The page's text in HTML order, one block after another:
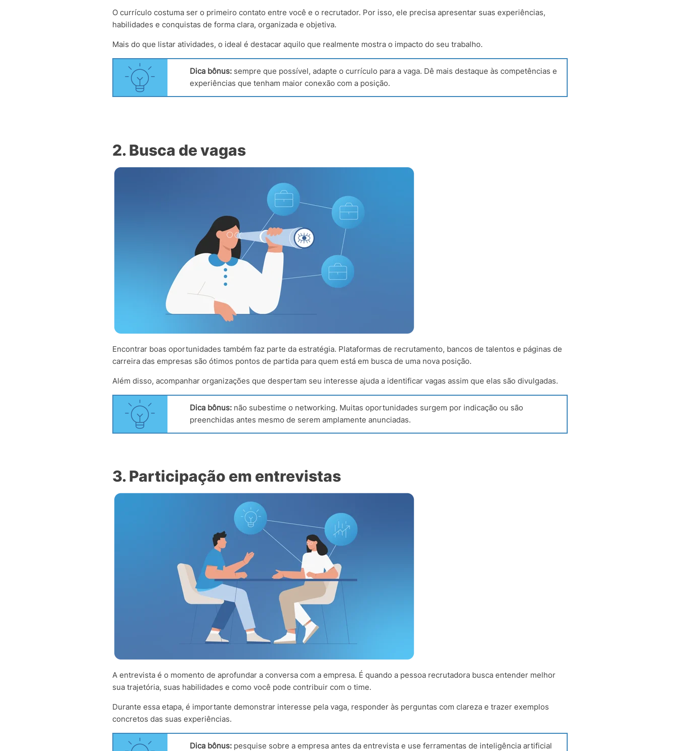
O currículo costuma ser o primeiro contato entre você e o recrutador. Por isso, ele precisa apresentar suas experiências,
habilidades e conquistas de forma clara, organizada e objetiva.
Mais do que listar atividades, o ideal é destacar aquilo que realmente mostra o impacto do seu trabalho.
Dica bônus: sempre que possível, adapte o currículo para a vaga. Dê mais destaque às competências e
experiências que tenham maior conexão com a posição.
2. Busca de vagas
Encontrar boas oportunidades também faz parte da estratégia. Plataformas de recrutamento, bancos de talentos e páginas de
carreira das empresas são ótimos pontos de partida para quem está em busca de uma nova posição.
Além disso, acompanhar organizações que despertam seu interesse ajuda a identificar vagas assim que elas são divulgadas.
Dica bônus: não subestime o networking. Muitas oportunidades surgem por indicação ou são
preenchidas antes mesmo de serem amplamente anunciadas.
3. Participação em entrevistas
A entrevista é o momento de aprofundar a conversa com a empresa. É quando a pessoa recrutadora busca entender melhor
sua trajetória, suas habilidades e como você pode contribuir com o time.
Durante essa etapa, é importante demonstrar interesse pela vaga, responder às perguntas com clareza e trazer exemplos
concretos das suas experiências.
Dica bônus: pesquise sobre a empresa antes da entrevista e use ferramentas de inteligência artificial